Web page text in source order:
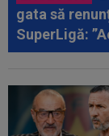
gata să
SuperLigă: